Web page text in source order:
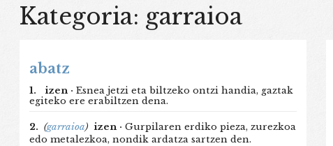
Kategoria: garraioa
abatz
1. izen · Esnea jetzi eta biltzeko ontzi handia, gaztak
egiteko ere erabiltzen dena.
2. (garraioa) izen · Gurpilaren erdiko pieza, zurezkoa
edo metalezkoa, nondik ardatza sartzen den.